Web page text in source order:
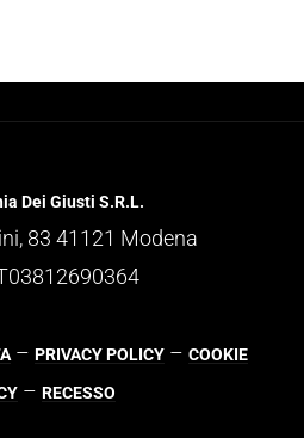
Dei Giusti S.R.L.
83 41121 Modena
– PRIVACY POLICY – COOKIE
– RECESSO